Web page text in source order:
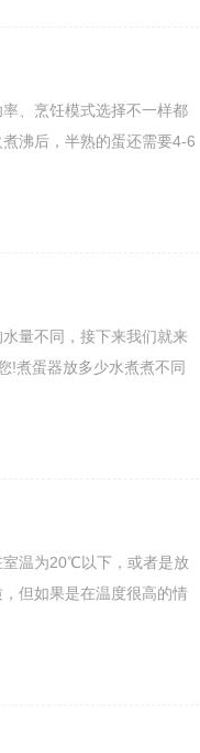
、烹饪模式选择不一样都
沸后，半熟的蛋还需要4-6
量不同，接下来我们就来
!煮蛋器放多少水煮煮不同
室温为20℃以下，或者是放
但如果是在温度很高的情